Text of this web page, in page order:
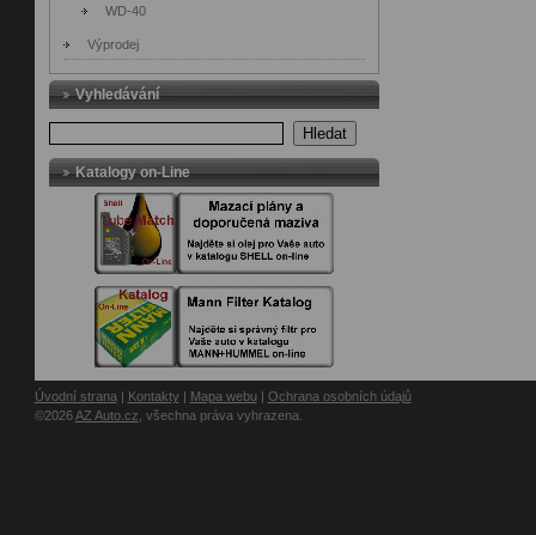
WD-40
Výprodej
Vyhledávání
Hledat
Katalogy on-Line
Úvodní strana | Kontakty | Mapa webu| Ochrana osobních údajů
©2026AZ Auto.cz , všechna práva vyhrazena.